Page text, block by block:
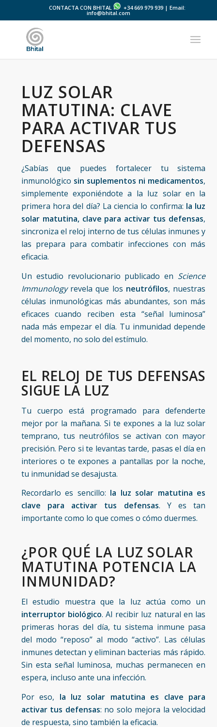
CONTACTA CON BHITAL +34 669 979 939 | Email:
info@bhital.com
LUZ SOLAR
MATUTINA: CLAVE
PARA ACTIVAR TUS
DEFENSAS
¿Sabías que puedes fortalecer tu sistema
inmunológico sin suplementos ni medicamentos,
simplemente exponiéndote a la luz solar en la
primera hora del día? La ciencia lo confirma: la luz
solar matutina, clave para activar tus defensas,
sincroniza el reloj interno de tus células inmunes y
las prepara para combatir infecciones con más
eficacia.
Un estudio revolucionario publicado en Science
Immunologyrevela que los neutrófilos, nuestras
células inmunológicas más abundantes, son más
eficaces cuando reciben esta “señal luminosa”
nada más empezar el día. Tu inmunidad depende
del momento, no solo del estímulo.
EL RELOJ DE TUS DEFENSAS
SIGUE LA LUZ
Tu cuerpo está programado para defenderte
mejor por la mañana. Si te expones a la luz solar
temprano, tus neutrófilos se activan con mayor
precisión. Pero si te levantas tarde, pasas el día en
interiores o te expones a pantallas por la noche,
tu inmunidad se desajusta.
Recordarlo es sencillo: la luz solar matutina es
clave para activar tus defensas. Y es tan
importante como lo que comes o cómo duermes.
¿POR QUÉ LA LUZ SOLAR
MATUTINA POTENCIA LA
INMUNIDAD?
El estudio muestra que la luz actúa como un
interruptor biológico. Al recibir luz natural en las
primeras horas del día, tu sistema inmune pasa
del modo “reposo” al modo “activo”. Las células
inmunes detectan y eliminan bacterias más rápido.
Sin esta señal luminosa, muchas permanecen en
espera, incluso ante una infección.
Por eso, la luz solar matutina es clave para
activar tus defensas: no solo mejora la velocidad
de respuesta, sino también la eficacia.